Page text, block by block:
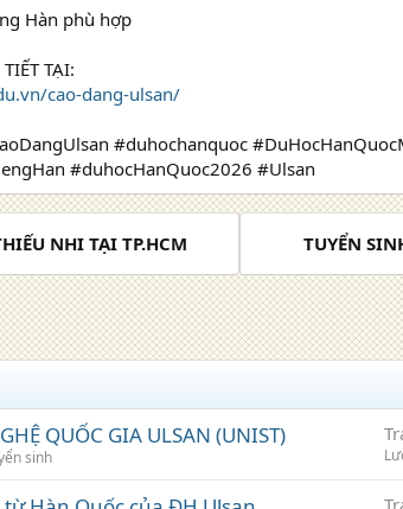
Hàn phù hợp
TẠI:
cao-dang-ulsan/
#duhochanquoc
#duhocHanQuoc2026 #Ulsan
NHI TẠI TP.HCM TUYỂN
QUỐC GIA ULSAN (UNIST)
sinh